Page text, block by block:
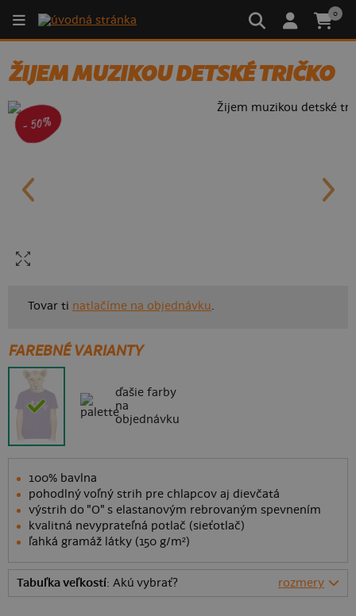
0
ŽIJEM MUZIKOU DETSKÉ TRIČKO
- 50%
Tovar ti natlačíme na objednávku.
FAREBNÉ VARIANTY
ďašie farby
na
objednávku
100% bavlna
pohodlný voľný strih pre chlapcov aj dievčatá
výstrih do "O" s elastanovým rebrovaným spevnením
kvalitná nevyprateľná potlač (sieťotlač)
ľahká gramáž látky (150 g/m²)
Tabuľka veľkostí: Akú vybrať? rozmery